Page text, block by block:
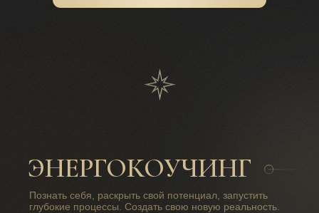
ЭНЕРГОКОУЧИНГ
Познать себя, раскрыть свой потенциал, запустить
глубокие процессы. Создать свою новую реальность.